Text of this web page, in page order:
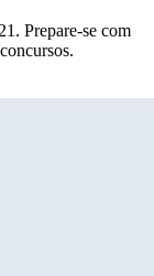
Prepare-se com